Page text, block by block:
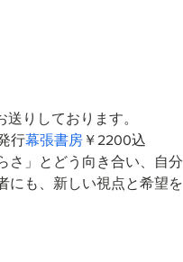
りしております。
行幕張書房￥2200込
さ」とどう向き合い、自分
にも、新しい視点と希望を